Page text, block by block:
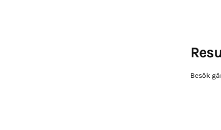
Besök